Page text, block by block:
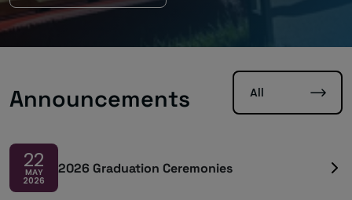
Announcements All
22
MAY
2026
2026 Graduation Ceremonies